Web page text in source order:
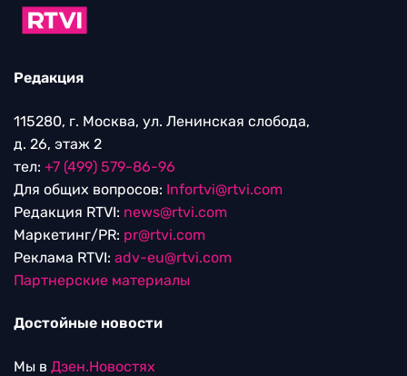
Редакция
115280, г. Москва, ул. Ленинская слобода,
д. 26, этаж 2
тел: +7 (499) 579-86-96
Для общих вопросов: Infortvi@rtvi.com
Редакция RTVI: news@rtvi.com
Маркетинг/PR: pr@rtvi.com
Реклама RTVI: adv-eu@rtvi.com
Партнерские материалы
Достойные новости
Мы в Дзен.Новостях